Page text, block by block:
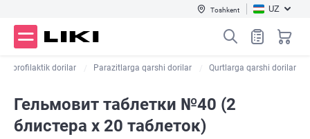
Toshkent UZ
profilaktik dorilar Parazitlarga qarshi dorilar Qurtlarga qarshi dorilar
Гельмовит таблетки №40 (2
блистера х 20 таблеток)